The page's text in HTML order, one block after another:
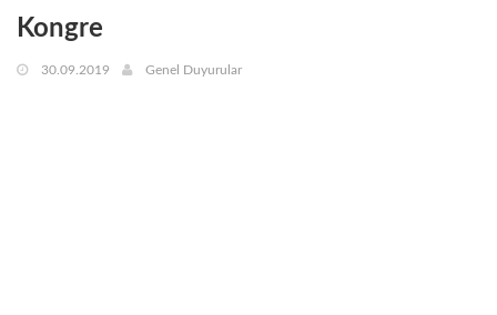
Kongre
30.09.2019 Genel Duyurular